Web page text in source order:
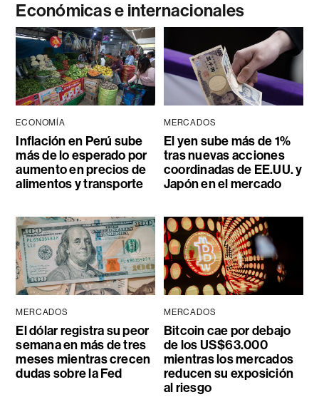
Económicas e internacionales
ECONOMÍA
Inflación en Perú sube
más de lo esperado por
aumento en precios de
alimentos y transporte
MERCADOS
El yen sube más de 1%
tras nuevas acciones
coordinadas de EE.UU. y
Japón en el mercado
MERCADOS
El dólar registra su peor
semana en más de tres
meses mientras crecen
dudas sobre la Fed
MERCADOS
Bitcoin cae por debajo
de los US$63.000
mientras los mercados
reducen su exposición
al riesgo